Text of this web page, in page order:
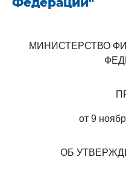
МИНИСТЕРСТВО
от 9
ОБ